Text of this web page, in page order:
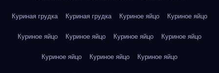
Куриная грудка Куриная грудка Куриное яйцо Куриное яйцо
Куриное яйцо Куриное яйцо Куриное яйцо Куриное яйцо
Куриное яйцо Куриное яйцо Куриное яйцо